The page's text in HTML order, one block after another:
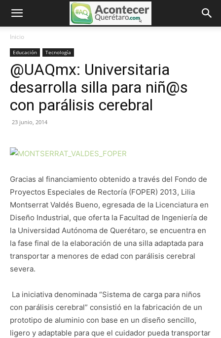
Inicio
Educación Tecnología
@UAQmx: Universitaria
desarrolla silla para niñ@s
con parálisis cerebral
23 junio, 2014
Gracias al financiamiento obtenido a través del Fondo de
Proyectos Especiales de Rectoría (FOPER) 2013, Lilia
Montserrat Valdés Bueno, egresada de la Licenciatura en
Diseño Industrial, que oferta la Facultad de Ingeniería de
la Universidad Autónoma de Querétaro, se encuentra en
la fase final de la elaboración de una silla adaptada para
transportar a menores de edad con parálisis cerebral
severa.
La iniciativa denominada “Sistema de carga para niños
con parálisis cerebral” consistió en la fabricación de un
prototipo de aluminio con base en un diseño sencillo,
ligero y adaptable para que el cuidador pueda transportar